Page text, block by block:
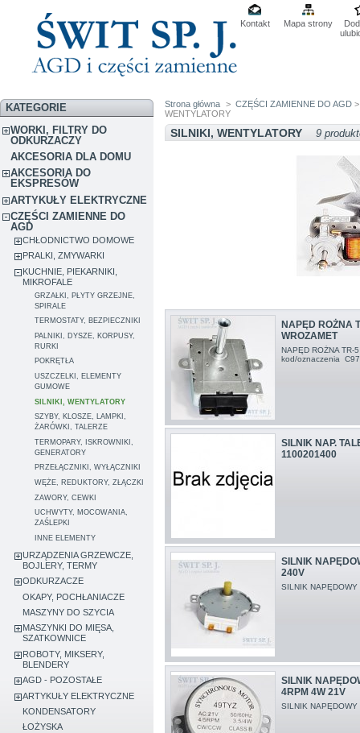
Kontakt Mapa strony
KATEGORIE
WORKI, FILTRY DO
ODKURZACZY
AKCESORIA DLA DOMU
AKCESORIA DO
EKSPRESÓW
ARTYKUŁY ELEKTRYCZNE
CZĘŚCI ZAMIENNE DO
AGD
CHŁODNICTWO DOMOWE
PRALKI, ZMYWARKI
KUCHNIE, PIEKARNIKI,
MIKROFALE
GRZAŁKI, PŁYTY GRZEJNE,
SPIRALE
TERMOSTATY, BEZPIECZNIKI
PALNIKI, DYSZE, KORPUSY,
RURKI
POKRĘTŁA
USZCZELKI, ELEMENTY
GUMOWE
SILNIKI, WENTYLATORY
SZYBY, KLOSZE, LAMPKI,
ŻARÓWKI, TALERZE
TERMOPARY, ISKROWNIKI,
GENERATORY
PRZEŁĄCZNIKI, WYŁĄCZNIKI
WĘŻE, REDUKTORY, ZŁĄCZKI
ZAWORY, CEWKI
UCHWYTY, MOCOWANIA,
ZAŚLEPKI
INNE ELEMENTY
URZĄDZENIA GRZEWCZE,
BOJLERY, TERMY
ODKURZACZE
OKAPY, POCHŁANIACZE
MASZYNY DO SZYCIA
MASZYNKI DO MIĘSA,
SZATKOWNICE
ROBOTY, MIKSERY,
BLENDERY
AGD - POZOSTAŁE
ARTYKUŁY ELEKTRYCZNE
KONDENSATORY
ŁOŻYSKA
Strona główna > CZĘŚCI ZAMIENNE DO AGD
WENTYLATORY
SILNIKI, WENTYLATORY 9
NAPĘD ROŻNA
WROZAMET
NAPĘD ROŻNA
kod/oznaczenia
SILNIK NAP.
1100201400
SILNIK
240V
SILNIK
SILNIK
4RPM 4W 21V
SILNIK